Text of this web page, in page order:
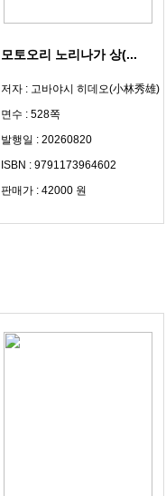
모토오리 노리나가 상(...
저자 : 고바야시 히데오(小林秀雄)
면수 : 528쪽
발행일 : 20260820
ISBN : 9791173964602
판매가 : 42000 원